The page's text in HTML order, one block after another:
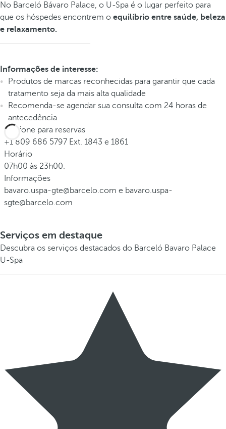
No Barceló Bávaro Palace, o U-Spa é o lugar perfeito para
que os hóspedes encontrem o equilíbrio entre saúde, beleza
e relaxamento.
Informações de interesse:
Produtos de marcas reconhecidas para garantir que cada
tratamento seja da mais alta qualidade
Recomenda-se agendar sua consulta com 24 horas de
antecedência
Telefone para reservas
+1 809 686 5797 Ext. 1843 e 1861
Horário
07h00 às 23h00.
Informações
bavaro.uspa-gte@barcelo.com e bavaro.uspa-
sgte@barcelo.com
Serviços em destaque
Descubra os serviços destacados do Barceló Bavaro Palace
U-Spa